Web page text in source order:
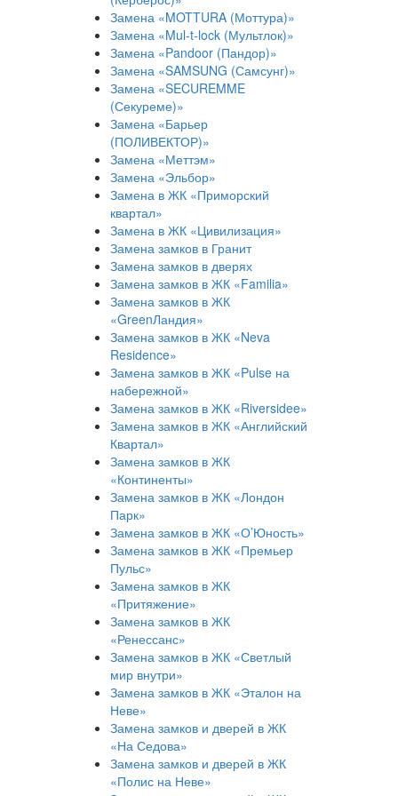
Замена «MOTTURA (Моттура)»
Замена «Mul-t-lock (Мультлок)»
Замена «Pandoor (Пандор)»
Замена «SAMSUNG (Самсунг)»
Замена «SECUREMME
(Секуреме)»
Замена «Барьер
(ПОЛИВЕКТОР)»
Замена «Меттэм»
Замена «Эльбор»
Замена в ЖК «Приморский
квартал»
Замена в ЖК «Цивилизация»
Замена замков в Гранит
Замена замков в дверях
Замена замков в ЖК «Familia»
Замена замков в ЖК
«GreenЛандия»
Замена замков в ЖК «Neva
Residence»
Замена замков в ЖК «Pulse на
набережной»
Замена замков в ЖК «Riversidee»
Замена замков в ЖК «Английский
Квартал»
Замена замков в ЖК
«Континенты»
Замена замков в ЖК «Лондон
Парк»
Замена замков в ЖК «О’Юность»
Замена замков в ЖК «Премьер
Пульс»
Замена замков в ЖК
«Притяжение»
Замена замков в ЖК
«Ренессанс»
Замена замков в ЖК «Светлый
мир внутри»
Замена замков в ЖК «Эталон на
Неве»
Замена замков и дверей в ЖК
«На Седова»
Замена замков и дверей в ЖК
«Полис на Неве»